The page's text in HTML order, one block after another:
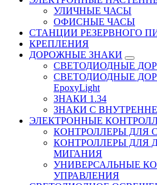
УЛИЧНЫЕ ЧАСЫ
ОФИСНЫЕ ЧАСЫ
СТАНЦИИ РЕЗЕРВНОГО
КРЕПЛЕНИЯ
ДОРОЖНЫЕ ЗНАКИ
СВЕТОДИОДНЫЕ
СВЕТОДИОДНЫЕ
EpoxyLight
ЗНАКИ 1.34
ЗНАКИ С
ЭЛЕКТРОННЫЕ
КОНТРОЛЛЕРЫ ДЛЯ
КОНТРОЛЛЕРЫ ДЛЯ
МИГАНИЯ
УНИВЕРСАЛЬНЫЕ
УПРАВЛЕНИЯ